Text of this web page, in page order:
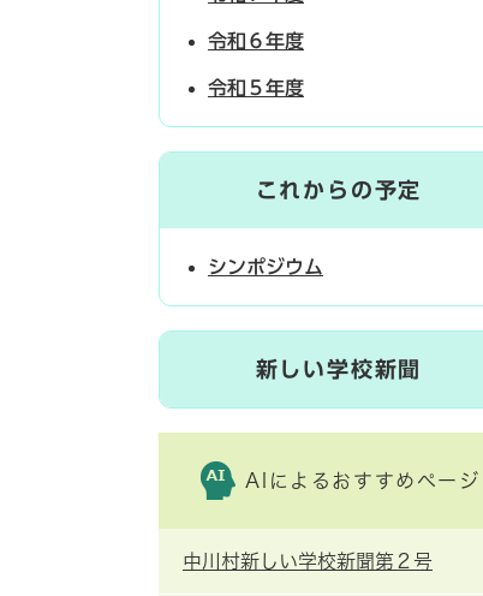
令和６年度
令和５年度
これからの予定
シンポジウム
新しい学校新聞
AIによるおすすめページ
中川村新しい学校新聞第２号